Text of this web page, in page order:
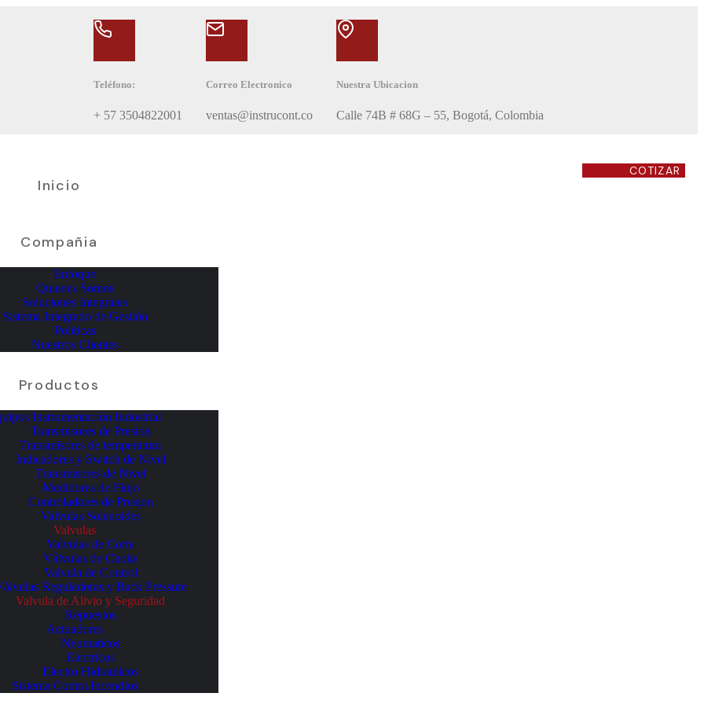
Teléfono:
+ 57 3504822001
Correo Electronico
ventas@instrucont.co
Nuestra Ubicacion
Calle 74B # 68G – 55, Bogotá, Colombia
Inicio
Compañia
Enfoque
Quienes Somos
Soluciones Integrales
Sistema Integrado de Gestión
Politicas
Nuestros Clientes
Productos
Instrumentación Industrial
Transmisores de Presion
Transmisores de temperatura
Indicadores y Switch de Nivel
Transmisores de Nivel
Medidores de Flujo
Controladores de Presion
Valvulas Solenoides
Valvulas
Valvulas de Corte
Válvulas de Choke
Valvula de Control
Reguladoras y Back Pressure
Valvula de Alivio y Seguridad
Repuestos
Actuadores
Neumaticos
Electricos
Electro Hidraulicos
Sistema Contra Incendios
COTIZAR